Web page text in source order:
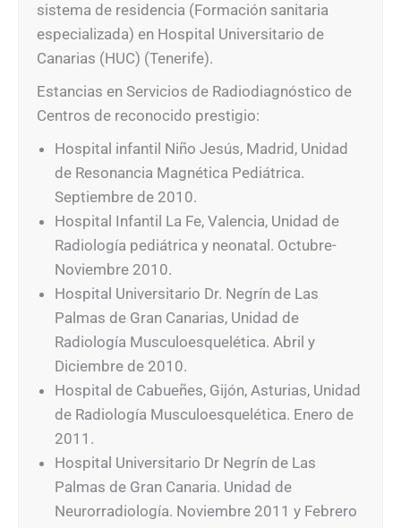
sistema de residencia (Formación sanitaria
especializada) en Hospital Universitario de
Canarias (HUC) (Tenerife).
Estancias en Servicios de Radiodiagnóstico de
Centros de reconocido prestigio:
Hospital infantil Niño Jesús, Madrid, Unidad
de Resonancia Magnética Pediátrica.
Septiembre de 2010.
Hospital Infantil La Fe, Valencia, Unidad de
Radiología pediátrica y neonatal. Octubre-
Noviembre 2010.
Hospital Universitario Dr. Negrín de Las
Palmas de Gran Canarias, Unidad de
Radiología Musculoesquelética. Abril y
Diciembre de 2010.
Hospital de Cabueñes, Gijón, Asturias, Unidad
de Radiología Musculoesquelética. Enero de
2011.
Hospital Universitario Dr Negrín de Las
Palmas de Gran Canaria. Unidad de
Neurorradiología. Noviembre 2011 y Febrero